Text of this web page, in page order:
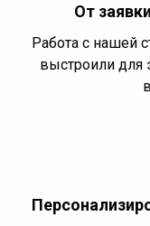
От
Работа с нашей
выстроили для